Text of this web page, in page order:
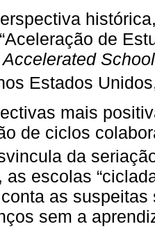
de
Accelerated
Estados
mais
de ciclos
da
as escolas
as
sem a